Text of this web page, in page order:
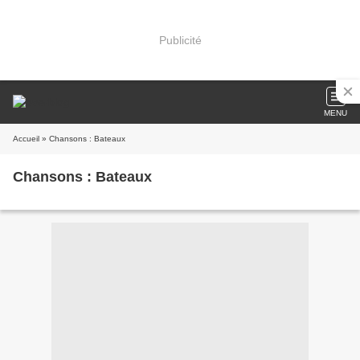
Publicité
MENU
Accueil » Chansons : Bateaux
Chansons : Bateaux